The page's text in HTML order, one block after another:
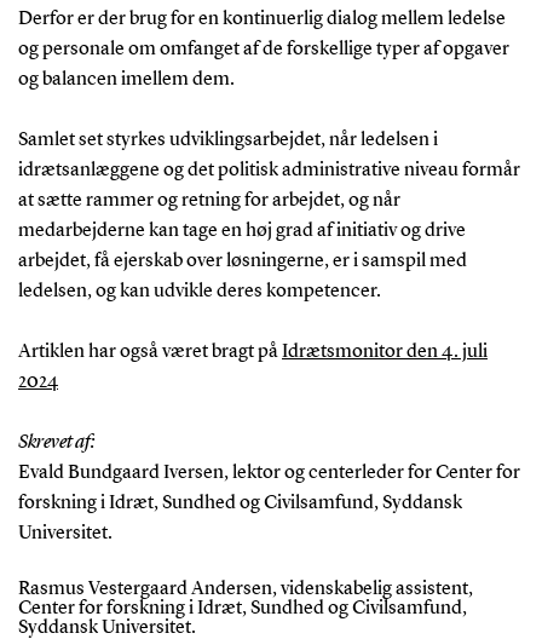
Derfor er der brug for en kontinuerlig dialog mellem ledelse
og personale om omfanget af de forskellige typer af opgaver
og balancen imellem dem.
Samlet set styrkes udviklingsarbejdet, når ledelsen i
idrætsanlæggene og det politisk administrative niveau formår
at sætte rammer og retning for arbejdet, og når
medarbejderne kan tage en høj grad af initiativ og drive
arbejdet, få ejerskab over løsningerne, er i samspil med
ledelsen, og kan udvikle deres kompetencer.
Artiklen har også været bragt påIdrætsmonitor den 4. juli
2024
Skrevet af:
Evald Bundgaard Iversen, lektor og centerleder for Center for
forskning i Idræt, Sundhed og Civilsamfund, Syddansk
Universitet.
Rasmus Vestergaard Andersen, videnskabelig assistent,
Center for forskning i Idræt, Sundhed og Civilsamfund,
Syddansk Universitet.